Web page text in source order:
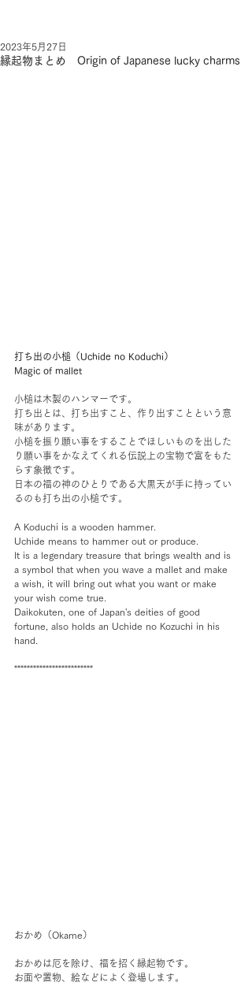
縁起物まとめ Origin of Japanese lucky charms
2023年5月27日
打ち出の小槌（Uchide no Koduchi）
Magic of mallet
小槌は木製のハンマーです。
打ち出とは、打ち出すこと、作り出すことという意
味があります。
小槌を振り願い事をすることでほしいものを出した
り願い事をかなえてくれる伝説上の宝物で富をもた
らす象徴です。
日本の福の神のひとりである大黒天が手に持ってい
るのも打ち出の小槌です。
A Koduchi is a wooden hammer.
Uchide means to hammer out or produce.
It is a legendary treasure that brings wealth and is
a symbol that when you wave a mallet and make
a wish, it will bring out what you want or make
your wish come true.
Daikokuten, one of Japan's deities of good
fortune, also holds an Uchide no Kozuchi in his
hand.
*************************
おかめ（Okame）
おかめは厄を除け、福を招く縁起物です。
お面や置物、絵などによく登場します。